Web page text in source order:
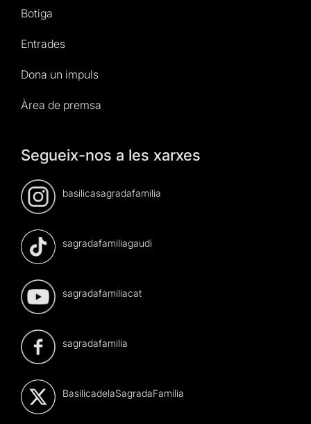
Botiga
Entrades
Dona un impuls
Àrea de premsa
Segueix-nos a les xarxes
basilicasagradafamilia
sagradafamiliagaudi
sagradafamiliacat
sagradafamilia
BasilicadelaSagradaFamilia